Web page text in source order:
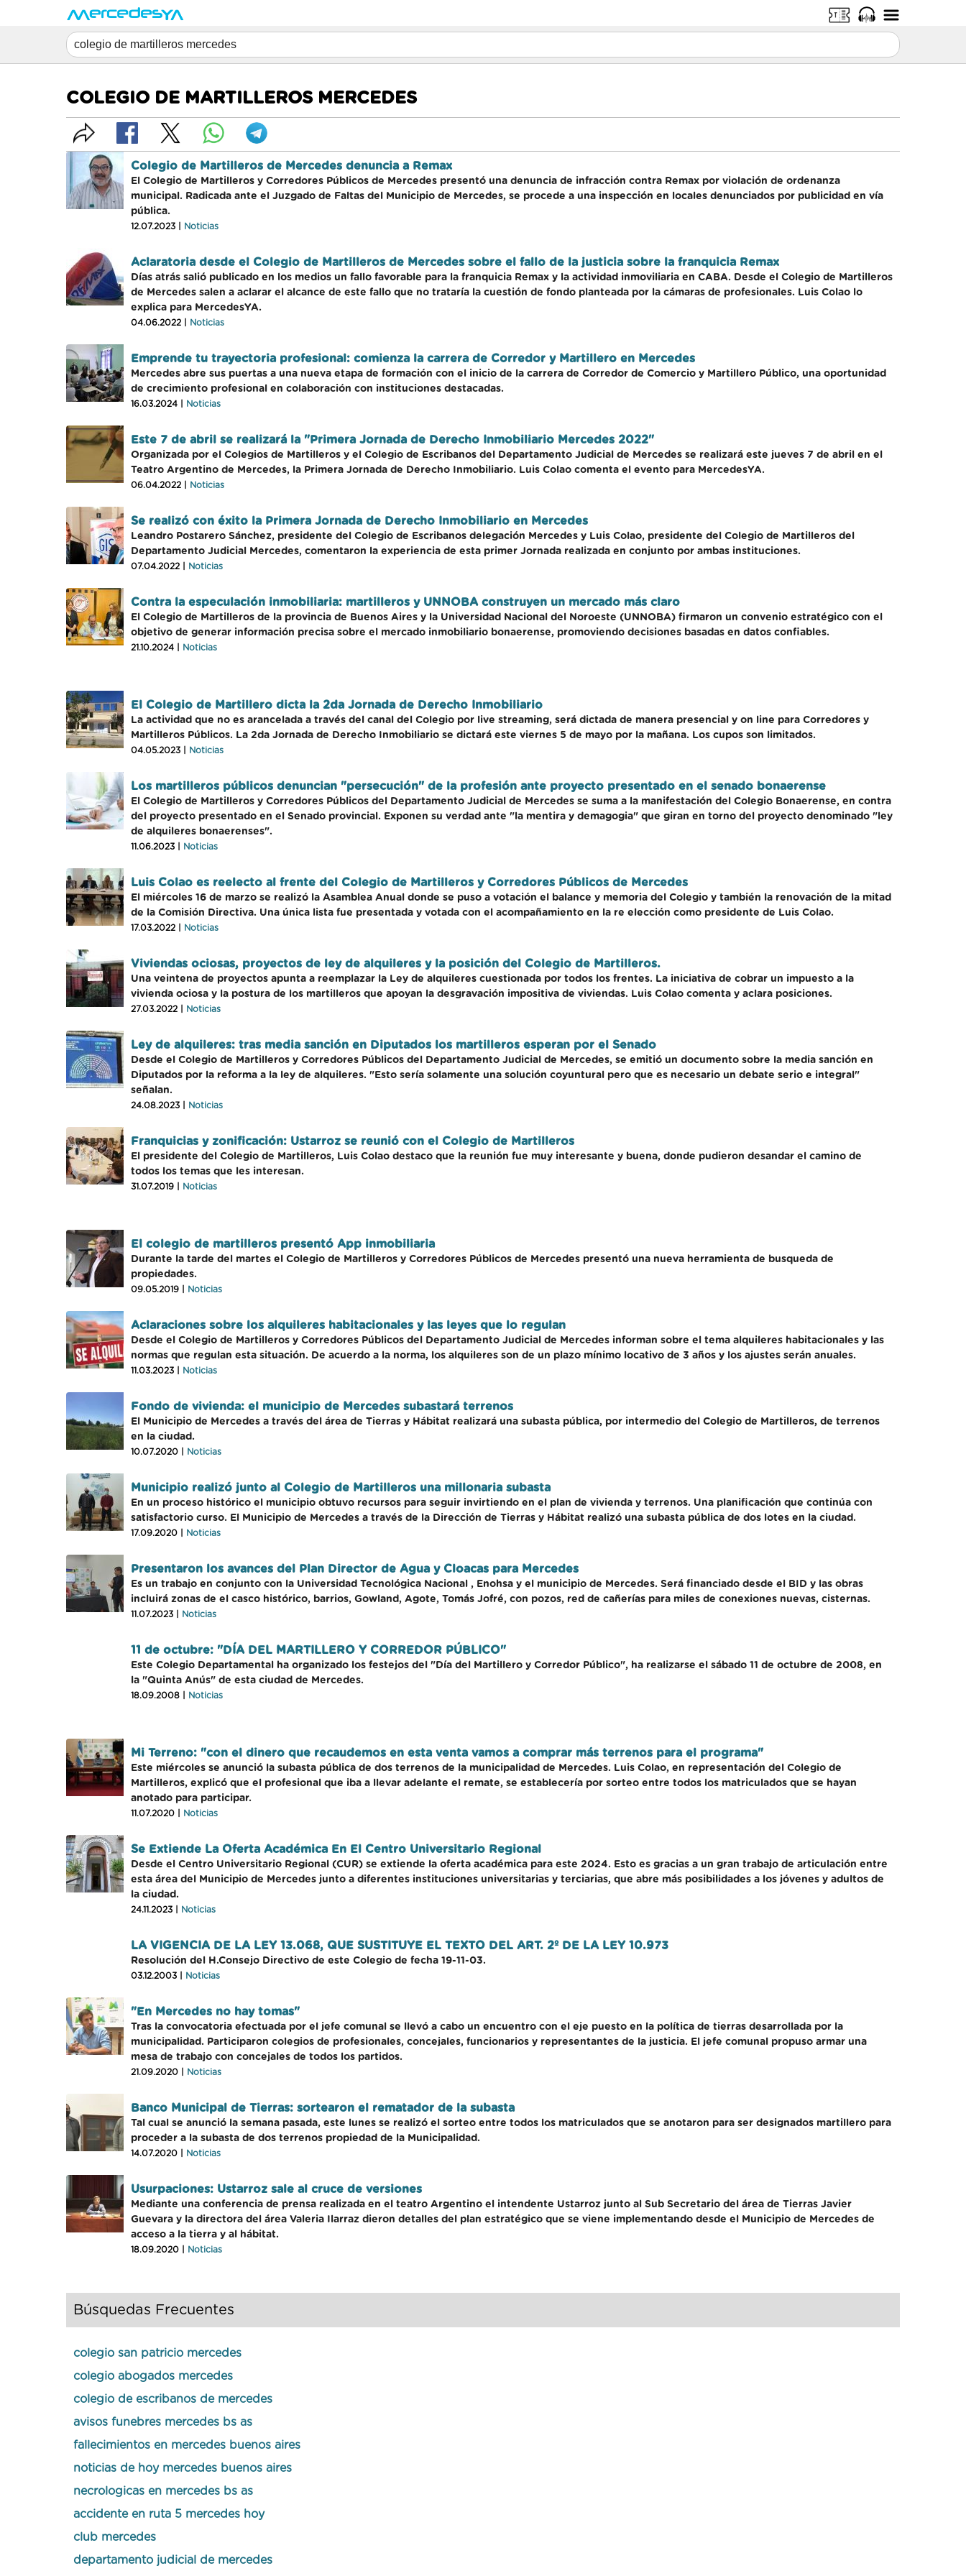
COLEGIO DE MARTILLEROS MERCEDES
Colegio de Martilleros de Mercedes denuncia a Remax
El Colegio de Martilleros y Corredores Públicos de Mercedes presentó una denuncia de infracción contra Remax por violación de ordenanza
municipal. Radicada ante el Juzgado de Faltas del Municipio de Mercedes, se procede a una inspección en locales denunciados por publicidad en vía
pública.
12.07.2023 | Noticias
Aclaratoria desde el Colegio de Martilleros de Mercedes sobre el fallo de la justicia sobre la franquicia Remax
Días atrás salió publicado en los medios un fallo favorable para la franquicia Remax y la actividad inmoviliaria en CABA. Desde el Colegio de Martilleros
de Mercedes salen a aclarar el alcance de este fallo que no trataría la cuestión de fondo planteada por la cámaras de profesionales. Luis Colao lo
explica para MercedesYA.
04.06.2022 | Noticias
Emprende tu trayectoria profesional: comienza la carrera de Corredor y Martillero en Mercedes
Mercedes abre sus puertas a una nueva etapa de formación con el inicio de la carrera de Corredor de Comercio y Martillero Público, una oportunidad
de crecimiento profesional en colaboración con instituciones destacadas.
16.03.2024 | Noticias
Este 7 de abril se realizará la "Primera Jornada de Derecho Inmobiliario Mercedes 2022"
Organizada por el Colegios de Martilleros y el Colegio de Escribanos del Departamento Judicial de Mercedes se realizará este jueves 7 de abril en el
Teatro Argentino de Mercedes, la Primera Jornada de Derecho Inmobiliario. Luis Colao comenta el evento para MercedesYA.
06.04.2022 | Noticias
Se realizó con éxito la Primera Jornada de Derecho Inmobiliario en Mercedes
Leandro Postarero Sánchez, presidente del Colegio de Escribanos delegación Mercedes y Luis Colao, presidente del Colegio de Martilleros del
Departamento Judicial Mercedes, comentaron la experiencia de esta primer Jornada realizada en conjunto por ambas instituciones.
07.04.2022 | Noticias
Contra la especulación inmobiliaria: martilleros y UNNOBA construyen un mercado más claro
El Colegio de Martilleros de la provincia de Buenos Aires y la Universidad Nacional del Noroeste (UNNOBA) firmaron un convenio estratégico con el
objetivo de generar información precisa sobre el mercado inmobiliario bonaerense, promoviendo decisiones basadas en datos confiables.
21.10.2024 | Noticias
El Colegio de Martillero dicta la 2da Jornada de Derecho Inmobiliario
La actividad que no es arancelada a través del canal del Colegio por live streaming, será dictada de manera presencial y on line para Corredores y
Martilleros Públicos. La 2da Jornada de Derecho Inmobiliario se dictará este viernes 5 de mayo por la mañana. Los cupos son limitados.
04.05.2023 | Noticias
Los martilleros públicos denuncian "persecución" de la profesión ante proyecto presentado en el senado bonaerense
El Colegio de Martilleros y Corredores Públicos del Departamento Judicial de Mercedes se suma a la manifestación del Colegio Bonaerense, en contra
del proyecto presentado en el Senado provincial. Exponen su verdad ante "la mentira y demagogia" que giran en torno del proyecto denominado "ley
de alquileres bonaerenses".
11.06.2023 | Noticias
Luis Colao es reelecto al frente del Colegio de Martilleros y Corredores Públicos de Mercedes
El miércoles 16 de marzo se realizó la Asamblea Anual donde se puso a votación el balance y memoria del Colegio y también la renovación de la mitad
de la Comisión Directiva. Una única lista fue presentada y votada con el acompañamiento en la re elección como presidente de Luis Colao.
17.03.2022 | Noticias
Viviendas ociosas, proyectos de ley de alquileres y la posición del Colegio de Martilleros.
Una veintena de proyectos apunta a reemplazar la Ley de alquileres cuestionada por todos los frentes. La iniciativa de cobrar un impuesto a la
vivienda ociosa y la postura de los martilleros que apoyan la desgravación impositiva de viviendas. Luis Colao comenta y aclara posiciones.
27.03.2022 | Noticias
Ley de alquileres: tras media sanción en Diputados los martilleros esperan por el Senado
Desde el Colegio de Martilleros y Corredores Públicos del Departamento Judicial de Mercedes, se emitió un documento sobre la media sanción en
Diputados por la reforma a la ley de alquileres. "Esto sería solamente una solución coyuntural pero que es necesario un debate serio e integral"
señalan.
24.08.2023 | Noticias
Franquicias y zonificación: Ustarroz se reunió con el Colegio de Martilleros
El presidente del Colegio de Martilleros, Luis Colao destaco que la reunión fue muy interesante y buena, donde pudieron desandar el camino de
todos los temas que les interesan.
31.07.2019 | Noticias
El colegio de martilleros presentó App inmobiliaria
Durante la tarde del martes el Colegio de Martilleros y Corredores Públicos de Mercedes presentó una nueva herramienta de busqueda de
propiedades.
09.05.2019 | Noticias
Aclaraciones sobre los alquileres habitacionales y las leyes que lo regulan
Desde el Colegio de Martilleros y Corredores Públicos del Departamento Judicial de Mercedes informan sobre el tema alquileres habitacionales y las
normas que regulan esta situación. De acuerdo a la norma, los alquileres son de un plazo mínimo locativo de 3 años y los ajustes serán anuales.
11.03.2023 | Noticias
Fondo de vivienda: el municipio de Mercedes subastará terrenos
El Municipio de Mercedes a través del área de Tierras y Hábitat realizará una subasta pública, por intermedio del Colegio de Martilleros, de terrenos
en la ciudad.
10.07.2020 | Noticias
Municipio realizó junto al Colegio de Martilleros una millonaria subasta
En un proceso histórico el municipio obtuvo recursos para seguir invirtiendo en el plan de vivienda y terrenos. Una planificación que continúa con
satisfactorio curso. El Municipio de Mercedes a través de la Dirección de Tierras y Hábitat realizó una subasta pública de dos lotes en la ciudad.
17.09.2020 | Noticias
Presentaron los avances del Plan Director de Agua y Cloacas para Mercedes
Es un trabajo en conjunto con la Universidad Tecnológica Nacional , Enohsa y el municipio de Mercedes. Será financiado desde el BID y las obras
incluirá zonas de el casco histórico, barrios, Gowland, Agote, Tomás Jofré, con pozos, red de cañerías para miles de conexiones nuevas, cisternas.
11.07.2023 | Noticias
11 de octubre: "DÍA DEL MARTILLERO Y CORREDOR PÚBLICO"
Este Colegio Departamental ha organizado los festejos del "Día del Martillero y Corredor Público", ha realizarse el sábado 11 de octubre de 2008, en
la "Quinta Anús" de esta ciudad de Mercedes.
18.09.2008 | Noticias
Mi Terreno: "con el dinero que recaudemos en esta venta vamos a comprar más terrenos para el programa"
Este miércoles se anunció la subasta pública de dos terrenos de la municipalidad de Mercedes. Luis Colao, en representación del Colegio de
Martilleros, explicó que el profesional que iba a llevar adelante el remate, se establecería por sorteo entre todos los matriculados que se hayan
anotado para participar.
11.07.2020 | Noticias
Se Extiende La Oferta Académica En El Centro Universitario Regional
Desde el Centro Universitario Regional (CUR) se extiende la oferta académica para este 2024. Esto es gracias a un gran trabajo de articulación entre
esta área del Municipio de Mercedes junto a diferentes instituciones universitarias y terciarias, que abre más posibilidades a los jóvenes y adultos de
la ciudad.
24.11.2023 | Noticias
LA VIGENCIA DE LA LEY 13.068, QUE SUSTITUYE EL TEXTO DEL ART. 2º DE LA LEY 10.973
Resolución del H.Consejo Directivo de este Colegio de fecha 19-11-03.
03.12.2003 | Noticias
"En Mercedes no hay tomas"
Tras la convocatoria efectuada por el jefe comunal se llevó a cabo un encuentro con el eje puesto en la política de tierras desarrollada por la
municipalidad. Participaron colegios de profesionales, concejales, funcionarios y representantes de la justicia. El jefe comunal propuso armar una
mesa de trabajo con concejales de todos los partidos.
21.09.2020 | Noticias
Banco Municipal de Tierras: sortearon el rematador de la subasta
Tal cual se anunció la semana pasada, este lunes se realizó el sorteo entre todos los matriculados que se anotaron para ser designados martillero para
proceder a la subasta de dos terrenos propiedad de la Municipalidad.
14.07.2020 | Noticias
Usurpaciones: Ustarroz sale al cruce de versiones
Mediante una conferencia de prensa realizada en el teatro Argentino el intendente Ustarroz junto al Sub Secretario del área de Tierras Javier
Guevara y la directora del área Valeria Ilarraz dieron detalles del plan estratégico que se viene implementando desde el Municipio de Mercedes de
acceso a la tierra y al hábitat.
18.09.2020 | Noticias
Búsquedas Frecuentes
colegio san patricio mercedes
colegio abogados mercedes
colegio de escribanos de mercedes
avisos funebres mercedes bs as
fallecimientos en mercedes buenos aires
noticias de hoy mercedes buenos aires
necrologicas en mercedes bs as
accidente en ruta 5 mercedes hoy
club mercedes
departamento judicial de mercedes